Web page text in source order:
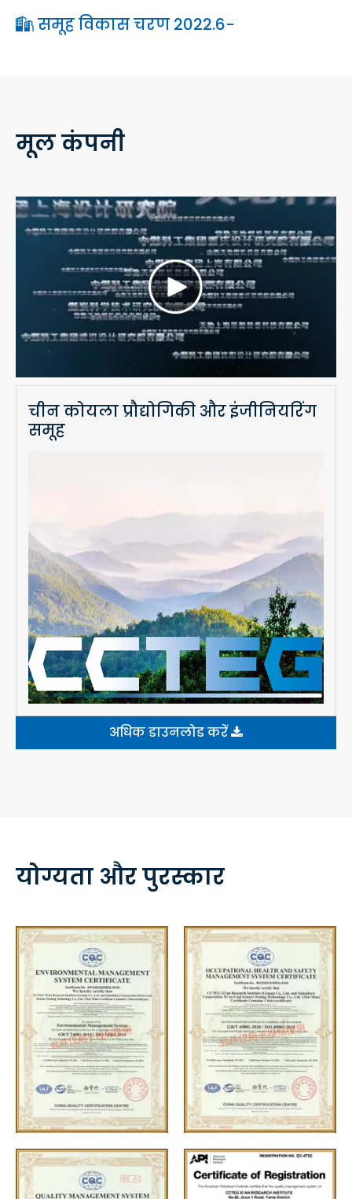
 समूह विकास चरण 2022.6-
मूल कंपनी
चीन कोयला प्रौद्योगिकी और इंजीनियरिंग
समूह
अधिक डाउनलोड करें
योग्यता और पुरस्कार